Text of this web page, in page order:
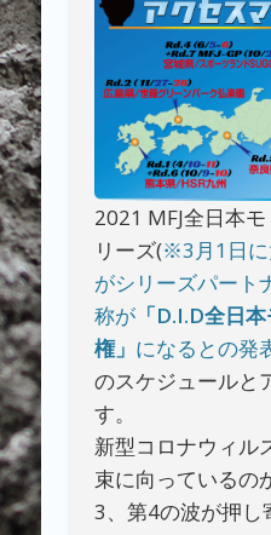
2021 MFJ全日本
リーズ(※3月1日に
がシリーズパート
称が 「D.I.D全日
権」 になるとの発
のスケジュールと
す。
新型コロナウィル
束に向っているの
3、第4の波が押し